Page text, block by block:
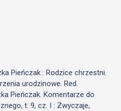
Pieńczak : Rodzice chrzestni.
urodzinowe. Red.
Pieńczak. Komentarze do
t. 9, cz. I : Zwyczaje,